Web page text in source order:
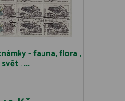
- fauna, flora ,
svět , ...